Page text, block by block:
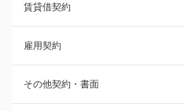
売買契約
株主総会議事録・関連書類
請負契約
賃貸借契約
雇用契約
その他契約・書面